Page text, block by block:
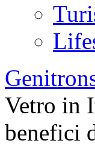
Vetro in
benefici